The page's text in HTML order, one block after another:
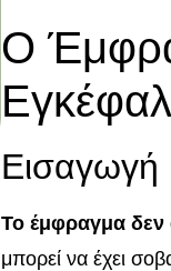
Ο
Εισαγωγή
Το έμφραγμα δεν
μπορεί να έχει